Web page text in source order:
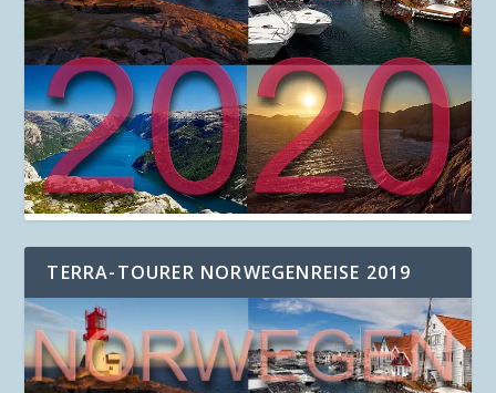
TERRA-TOURER NORWEGENREISE 2019